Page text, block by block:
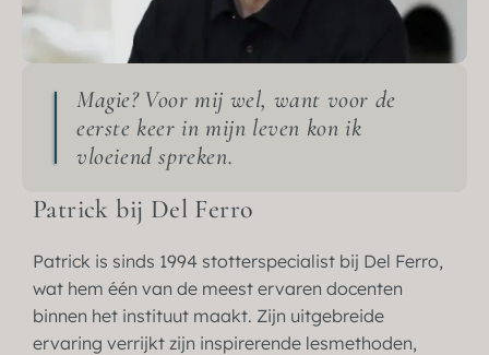
Magie? Voor mij wel, want voor de
eerste keer in mijn leven kon ik
vloeiend spreken.
Patrick bij Del Ferro
Patrick is sinds 1994 stotterspecialist bij Del Ferro,
wat hem één van de meest ervaren docenten
binnen het instituut maakt. Zijn uitgebreide
ervaring verrijkt zijn inspirerende lesmethoden,